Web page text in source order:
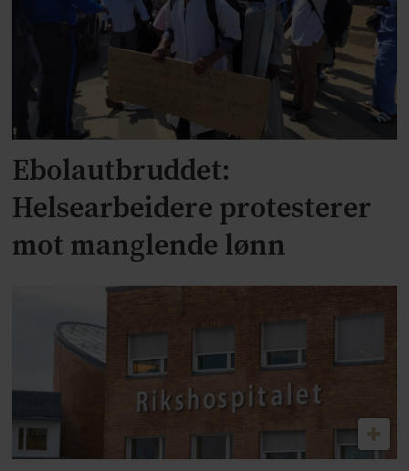
Ebolautbruddet:
Helsearbeidere protesterer
mot manglende lønn